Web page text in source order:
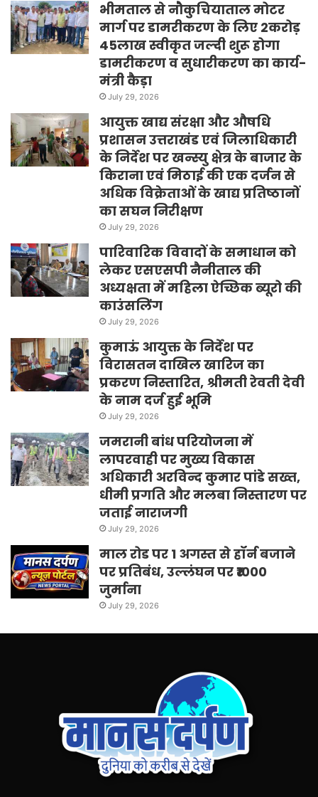
भीमताल से नौकुचियाताल मोटर
मार्ग पर डामरीकरण के लिए 2करोड़
45लाख स्वीकृत जल्दी शुरू होगा
डामरीकरण व सुधारीकरण का कार्य-
मंत्री कैड़ा
July 29, 2026
आयुक्त खाद्य संरक्षा और औषधि
प्रशासन उत्तराखंड एवं जिलाधिकारी
के निर्देश पर खन्स्यु क्षेत्र के बाजार के
किराना एवं मिठाई की एक दर्जन से
अधिक विक्रेताओं के खाद्य प्रतिष्ठानों
का सघन निरीक्षण
July 29, 2026
पारिवारिक विवादों के समाधान को
लेकर एसएसपी नैनीताल की
अध्यक्षता में महिला ऐच्छिक ब्यूरो की
काउंसलिंग
July 29, 2026
कुमाऊं आयुक्त के निर्देश पर
विरासतन दाखिल खारिज का
प्रकरण निस्तारित, श्रीमती रेवती देवी
के नाम दर्ज हुई भूमि
July 29, 2026
जमरानी बांध परियोजना में
लापरवाही पर मुख्य विकास
अधिकारी अरविन्द कुमार पांडे सख्त,
धीमी प्रगति और मलबा निस्तारण पर
जताई नाराजगी
July 29, 2026
माल रोड पर 1 अगस्त से हॉर्न बजाने
पर प्रतिबंध, उल्लंघन पर ₹1000
जुर्माना
July 29, 2026